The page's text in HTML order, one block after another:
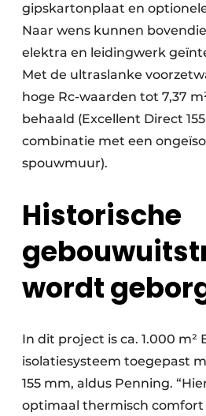
gipskartonplaat en
Naar wens kunnen
elektra en leidingwerk
Met de ultraslanke
hoge Rc-waarden tot 7,37
behaald (Excellent Direct
combinatie met een
spouwmuur).
Historische
wordt
In dit project is ca. 1.000 m²
isolatiesysteem toegepast
155 mm, aldus Penning.
optimaal thermisch